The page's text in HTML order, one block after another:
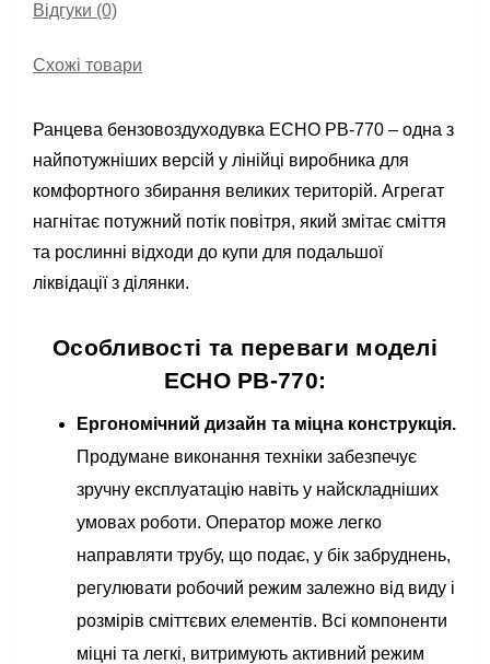
Відгуки (0)
Схожі товари
Ранцева бензовоздуходувка ECHO PB-770 – одна з
найпотужніших версій у лінійці виробника для
комфортного збирання великих територій. Агрегат
нагнітає потужний потік повітря, який змітає сміття
та рослинні відходи до купи для подальшої
ліквідації з ділянки.
Особливості та переваги моделі
ECHO PB-770:
Ергономічний дизайн та міцна конструкція.
Продумане виконання техніки забезпечує
зручну експлуатацію навіть у найскладніших
умовах роботи. Оператор може легко
направляти трубу, що подає, у бік забруднень,
регулювати робочий режим залежно від виду і
розмірів сміттєвих елементів. Всі компоненти
міцні та легкі, витримують активний режим